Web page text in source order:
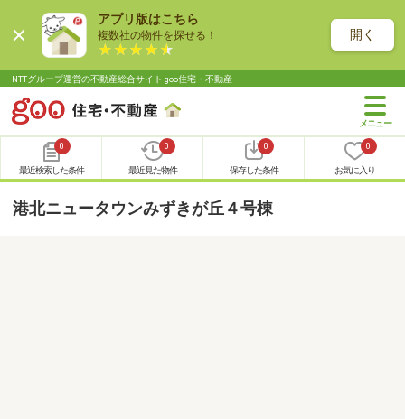
アプリ版はこちら
複数社の物件を探せる！ 開く
NTTグループ運営の不動産総合サイト goo住宅・不動産
0
最近検索した条件
0
最近見た物件
0
保存した条件
0
お気に入り
港北ニュータウンみずきが丘４号棟